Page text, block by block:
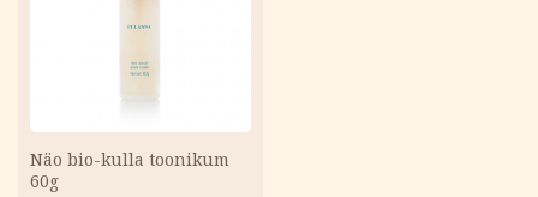
Näo bio-kulla toonikum
60g